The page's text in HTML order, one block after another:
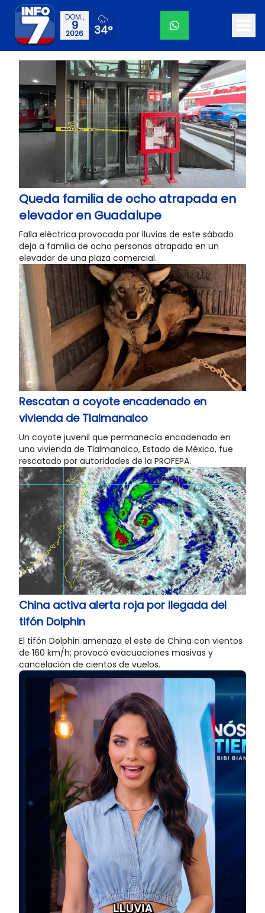
DOM.,
9
2026 34°
Queda familia de ocho atrapada en
elevador en Guadalupe
Falla eléctrica provocada por lluvias de este sábado
deja a familia de ocho personas atrapada en un
elevador de una plaza comercial.
Rescatan a coyote encadenado en
vivienda de Tlalmanalco
Un coyote juvenil que permanecía encadenado en
una vivienda de Tlalmanalco, Estado de México, fue
rescatado por autoridades de la PROFEPA.
China activa alerta roja por llegada del
tifón Dolphin
El tifón Dolphin amenaza el este de China con vientos
de 160 km/h; provocó evacuaciones masivas y
cancelación de cientos de vuelos.